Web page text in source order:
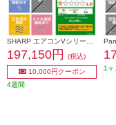
197,150円
(税込)
10,000円クーポン
4週間
1ヶ